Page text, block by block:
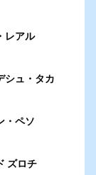
レアル
シュ・タカ
・ペソ
ズロチ